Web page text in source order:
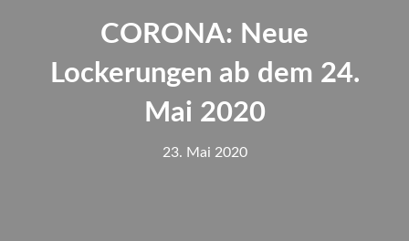
CORONA: Neue
Lockerungen ab dem 24.
Mai 2020
23. Mai 2020